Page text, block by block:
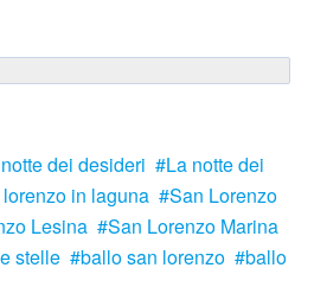
dei desideri
La notte dei
in laguna
San Lorenzo
Lesina
San Lorenzo Marina
stelle ballo san lorenzo
ballo